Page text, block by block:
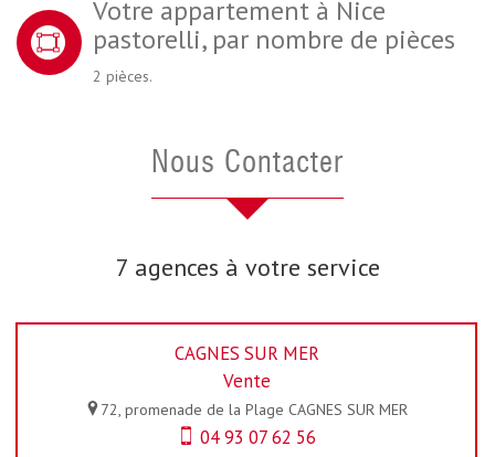
Votre appartement à Nice
pastorelli, par nombre de pièces
2 pièces.
Nous Contacter
7 agences à votre service
CAGNES SUR MER
Vente
72, promenade de la Plage CAGNES SUR MER
04 93 07 62 56